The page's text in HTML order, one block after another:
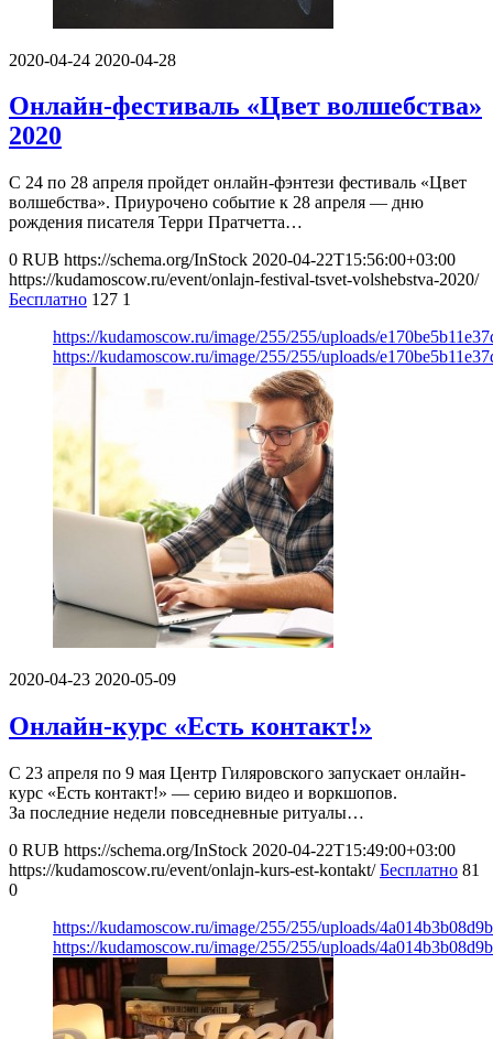
2020-04-24 2020-04-28
Онлайн-фестиваль «Цвет волшебства»
2020
С 24 по 28 апреля пройдет онлайн-фэнтези фестиваль «Цвет
волшебства». Приурочено событие к 28 апреля — дню
рождения писателя Терри Пратчетта…
0 RUB https://schema.org/InStock 2020-04-22T15:56:00+03:00
https://kudamoscow.ru/event/onlajn-festival-tsvet-volshebstva-2020/
Бесплатно 127 1
https://kudamoscow.ru/image/255/255/uploads/
https://kudamoscow.ru/image/255/255/uploads/
2020-04-23 2020-05-09
Онлайн-курс «Есть контакт!»
С 23 апреля по 9 мая Центр Гиляровского запускает онлайн-
курс «Есть контакт!» — серию видео и воркшопов.
За последние недели повседневные ритуалы…
0 RUB https://schema.org/InStock 2020-04-22T15:49:00+03:00
https://kudamoscow.ru/event/onlajn-kurs-est-kontakt/ Бесплатно 81
0
https://kudamoscow.ru/image/255/255/uploads/
https://kudamoscow.ru/image/255/255/uploads/